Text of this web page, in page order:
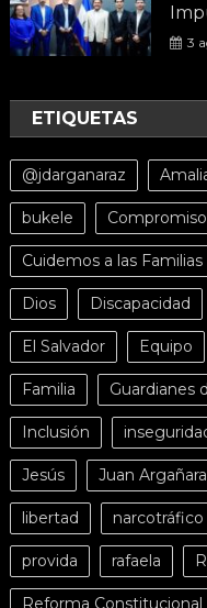
3
ETIQUETAS
@jdarganaraz
bukele Compromiso
Cuidemos a las Familias
Dios Discapacidad
El Salvador Equipo
Familia Guardianes
Inclusión
Jesús Juan
libertad narcotráfico
provida rafaela
Reforma Constitucional